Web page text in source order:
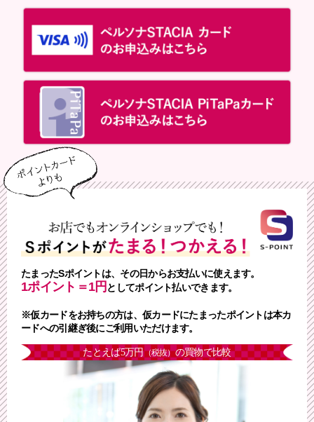
たまったSポイントは、その日からお支払いに使えます。
1ポイント＝1円 としてポイント払いできます。
※仮カードをお持ちの方は、仮カードにたまったポイントは本カ
ードへの引継ぎ後にご利用いただけます。
たとえば5万円（税抜）の買物で比較